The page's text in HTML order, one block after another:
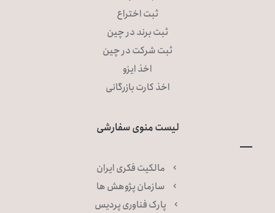
ثبت اختراع
ثبت برند در چین
ثبت شرکت در چین
اخذ ایزو
اخذ کارت بازرگانی
لیست منوی سفارشی
مالکیت فکری ایران
سازمان پژوهش ها
پارک فناوری پردیس